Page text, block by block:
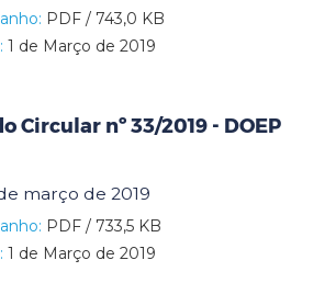
PDF / 743,0 KB
1 de Março de 2019
Circular nº 33/2019 - DOEP
março de 2019
PDF / 733,5 KB
1 de Março de 2019